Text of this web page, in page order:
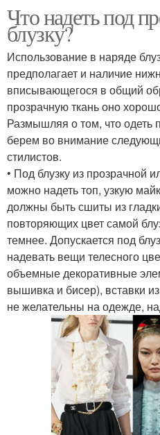
Что надеть под
блузку?
Использование в наряде
предполагает и наличие
вписывающегося в общий
прозрачную ткань оно
Размышляя о том, что одеть
берем во внимание
стилистов.
• Под блузку из прозрачной
можно надеть топ, узкую
должны быть сшиты из
повторяющих цвет самой
темнее. Допускается под
надевать вещи телесного
объемные декоративные
вышивка и бисер), вставки
не желательны на одежде,